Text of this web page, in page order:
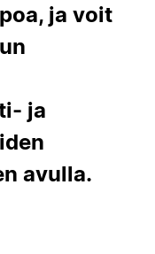
ja voit
ja
avulla.